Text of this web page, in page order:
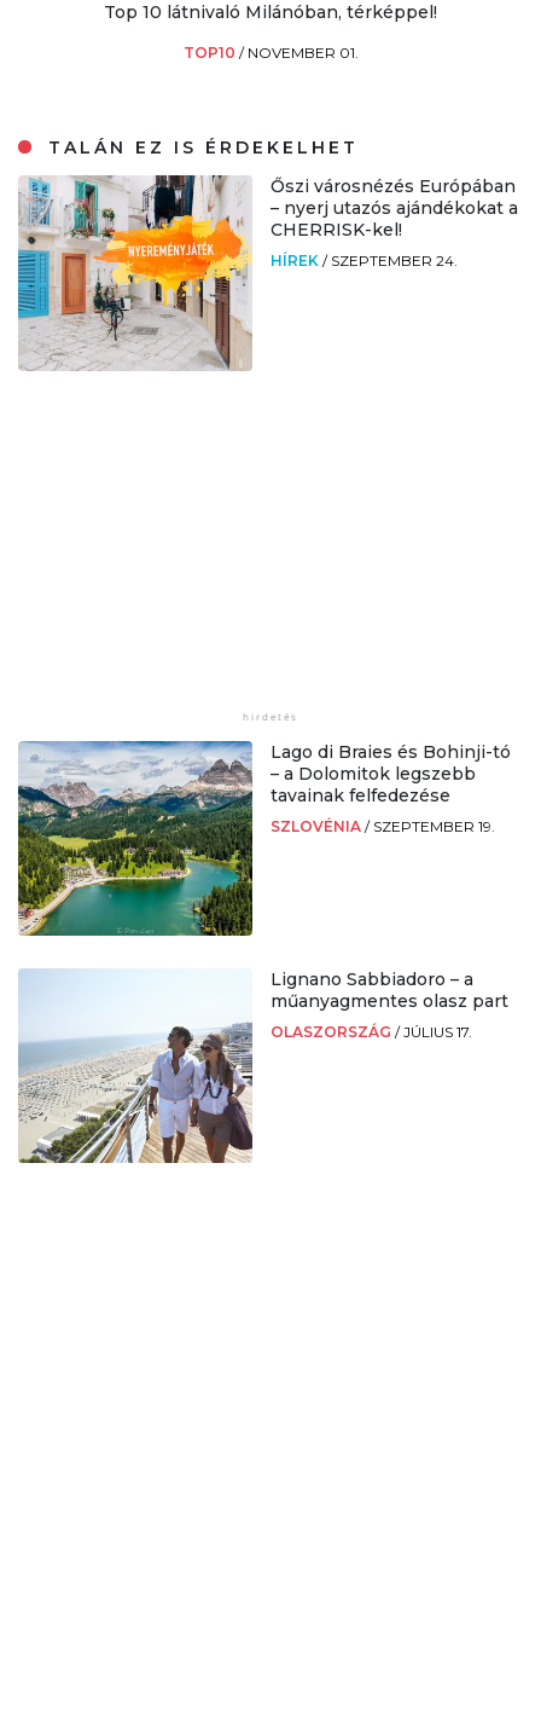
Top 10 látnivaló Milánóban, térképpel!
TOP10 / NOVEMBER 01.
TALÁN EZ IS ÉRDEKELHET
Őszi városnézés Európában
– nyerj utazós ajándékokat a
CHERRISK-kel!
HÍREK / SZEPTEMBER 24.
Lago di Braies és Bohinji-tó
– a Dolomitok legszebb
tavainak felfedezése
SZLOVÉNIA / SZEPTEMBER 19.
Lignano Sabbiadoro – a
műanyagmentes olasz part
OLASZORSZÁG /JÚLIUS 17.